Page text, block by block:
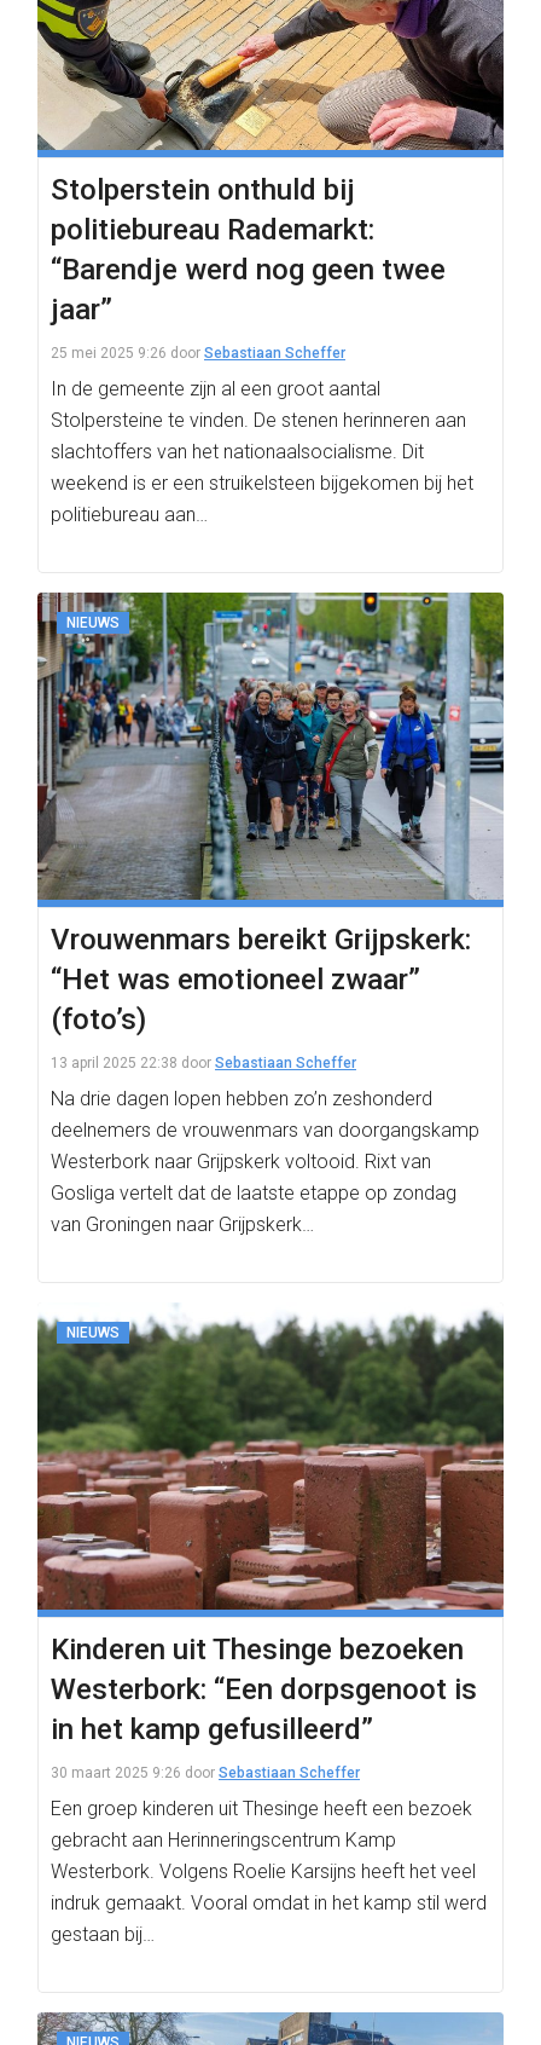
Stolperstein onthuld bij
politiebureau Rademarkt:
“Barendje werd nog geen twee
jaar”
25 mei 2025 9:26 door Sebastiaan Scheffer
In de gemeente zijn al een groot aantal
Stolpersteine te vinden. De stenen herinneren aan
slachtoffers van het nationaalsocialisme. Dit
weekend is er een struikelsteen bijgekomen bij het
politiebureau aan…
NIEUWS
Vrouwenmars bereikt Grijpskerk:
“Het was emotioneel zwaar”
(foto’s)
13 april 2025 22:38 door Sebastiaan Scheffer
Na drie dagen lopen hebben zo’n zeshonderd
deelnemers de vrouwenmars van doorgangskamp
Westerbork naar Grijpskerk voltooid. Rixt van
Gosliga vertelt dat de laatste etappe op zondag
van Groningen naar Grijpskerk…
NIEUWS
Kinderen uit Thesinge bezoeken
Westerbork: “Een dorpsgenoot is
in het kamp gefusilleerd”
30 maart 2025 9:26 door Sebastiaan Scheffer
Een groep kinderen uit Thesinge heeft een bezoek
gebracht aan Herinneringscentrum Kamp
Westerbork. Volgens Roelie Karsijns heeft het veel
indruk gemaakt. Vooral omdat in het kamp stil werd
gestaan bij…